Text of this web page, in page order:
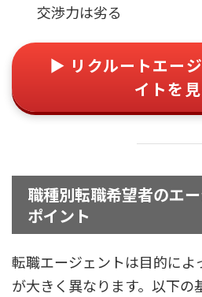
交渉力は劣る
▶ リクルートエー
イトを
職種別転職希望者のエ
ポイント
転職エージェントは目的によ
が大きく異なります。以下の